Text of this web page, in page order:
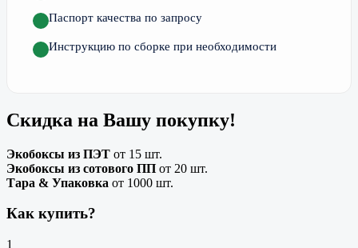
Паспорт качества по запросу
Инструкцию по сборке при необходимости
Скидка на Вашу покупку!
Экобоксы из ПЭТ от 15 шт.
Экобоксы из сотового ПП от 20 шт.
Тара & Упаковка от 1000 шт.
Как купить?
1